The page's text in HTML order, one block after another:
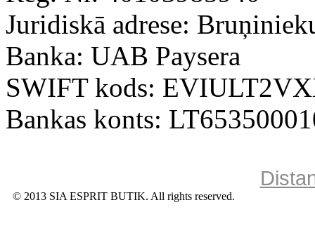
Juridiskā adrese:
Banka: UAB Paysera
SWIFT kods:
Bankas konts:
© 2013 SIA ESPRIT BUTIK. All rights reserved.